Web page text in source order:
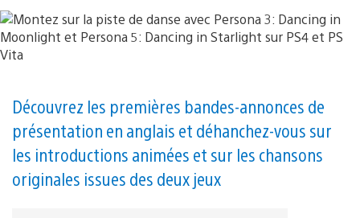
Découvrez les premières bandes-annonces de
présentation en anglais et déhanchez-vous sur
les introductions animées et sur les chansons
originales issues des deux jeux